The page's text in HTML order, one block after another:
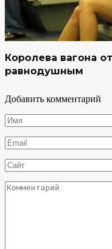
Королева вагона
равнодушным
Добавить комментарий
Имя
*
Email
*
Сайт
Комментарий